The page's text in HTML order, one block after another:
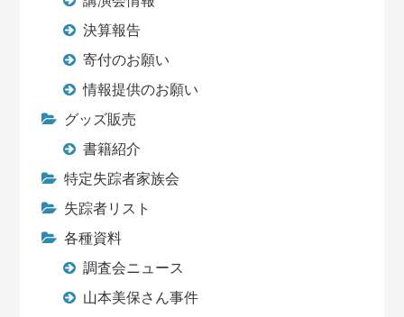
決算報告
寄付のお願い
情報提供のお願い
グッズ販売
書籍紹介
特定失踪者家族会
失踪者リスト
各種資料
調査会ニュース
山本美保さん事件